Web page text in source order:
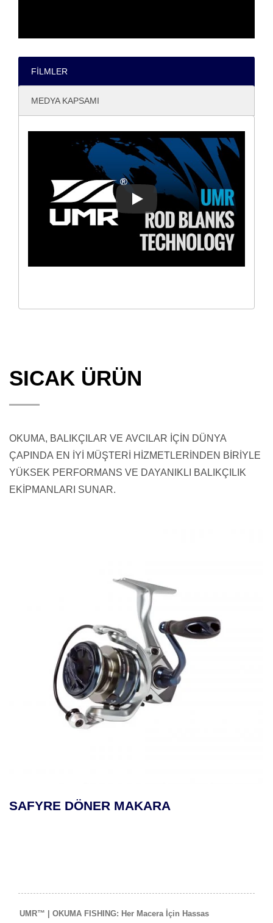
FILMLER
MEDYA KAPSAMI
UMR™
SICAK ÜRÜN
OKUMA, BALIKÇILAR VE AVCILAR İÇİN DÜNYA
ÇAPINDA EN İYİ MÜŞTERİ HİZMETLERİNDEN BİRİYLE
YÜKSEK PERFORMANS VE DAYANIKLI BALIKÇILIK
EKİPMANLARI SUNAR.
SAFYRE DÖNER MAKARA
UMR™ | OKUMA FISHING: Her Macera İçin Hassas